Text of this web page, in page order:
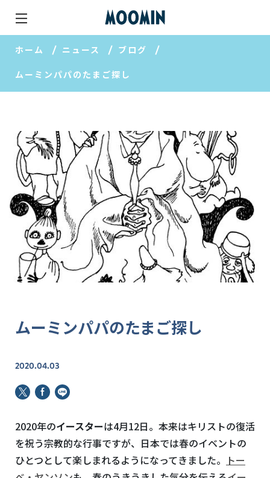
ホーム ニュース ブログ
ムーミンパパのたまご探し
ムーミンパパのたまご探し
2020.04.03
2020年のイースターは4月12日。本来はキリストの復活
を祝う宗教的な行事ですが、日本では春のイベントの
ひとつとして楽しまれるようになってきました。
トー